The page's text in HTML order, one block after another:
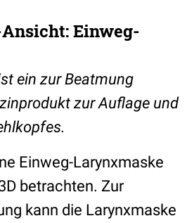
Einweg-
ein zur Beatmung
zur Auflage und
Einweg-Larynxmaske
betrachten. Zur
kann die Larynxmaske